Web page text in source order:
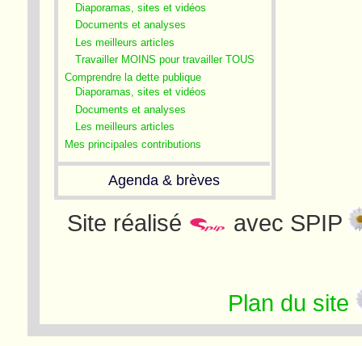
Diaporamas, sites et vidéos
Documents et analyses
Les meilleurs articles
Travailler MOINS pour travailler TOUS
Comprendre la dette publique
Diaporamas, sites et vidéos
Documents et analyses
Les meilleurs articles
Mes principales contributions
Agenda & brèves
Site réalisé avec SPIP
Plan du site